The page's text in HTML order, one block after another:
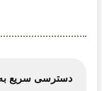
دسترسی سریع